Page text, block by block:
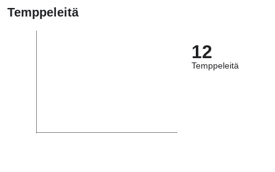
Temppeleitä
12
Temppeleitä